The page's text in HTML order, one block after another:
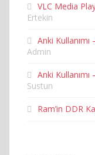
VLC Media
Ertekin
Anki
Admin
Anki
Sustun
Ram’in DDR